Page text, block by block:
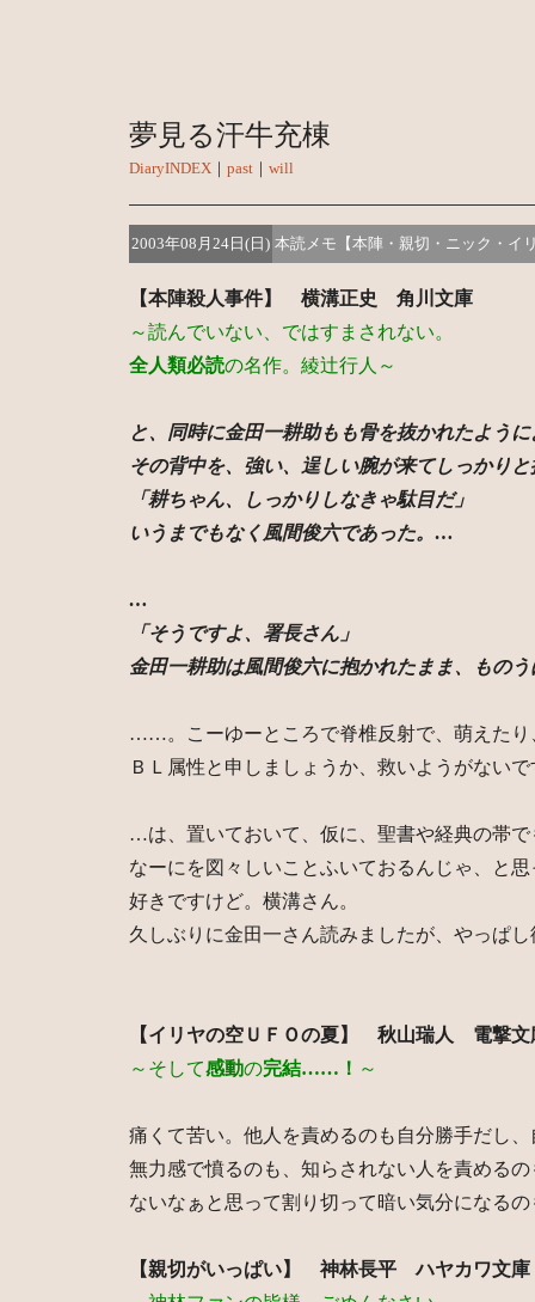
夢見る汗牛充棟
DiaryINDEX｜ past｜ will
2003年08月24日(日) 本読メモ【本陣・親切・ニック・イ
【本陣殺人事件】 横溝正史 角川文庫
～読んでいない、ではすまされない。
全人類必読の名作。綾辻行人～
と、同時に金田一耕助もも骨を抜かれたよう
その背中を、強い、逞しい腕が来てしっかり
「耕ちゃん、しっかりしなきゃ駄目だ」
いうまでもなく風間俊六であった。…
…
「そうですよ、署長さん」
金田一耕助は風間俊六に抱かれたまま、もの
……。こーゆーところで脊椎反射で、萌えたり
ＢＬ属性と申しましょうか、救いようがないで
…は、置いておいて、仮に、聖書や経典の帯
なーにを図々しいことふいておるんじゃ、と
好きですけど。横溝さん。
久しぶりに金田一さん読みましたが、やっぱ
【イリヤの空ＵＦＯの夏】 秋山瑞人 電撃文
～そして感動の完結……！ ～
痛くて苦い。他人を責めるのも自分勝手だし
無力感で憤るのも、知らされない人を責める
ないなぁと思って割り切って暗い気分になる
【親切がいっぱい】 神林長平 ハヤカワ文庫